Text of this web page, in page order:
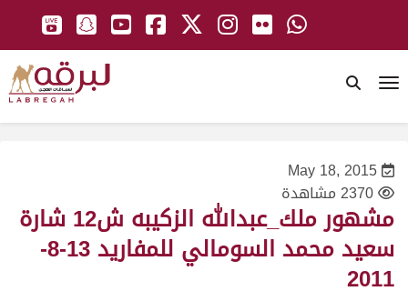
May 18, 2015
2370 مشاهدة
مشهور ملك_عبدالله الزكيبه ش12 شارة
سعيد محمد السومالي للمفاريد 13-8-
2011